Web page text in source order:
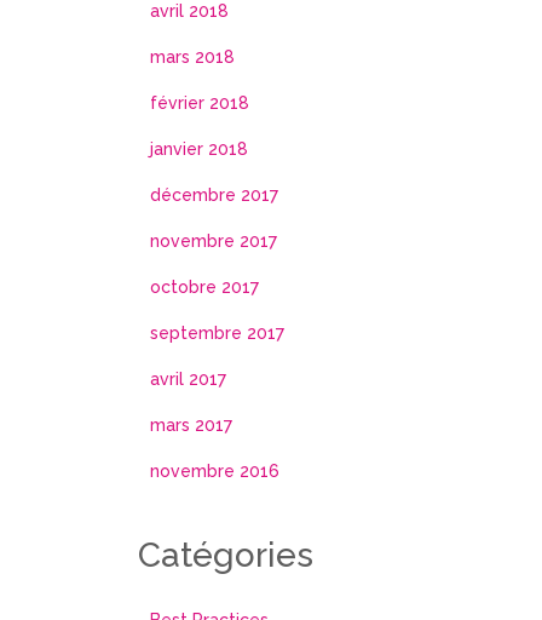
avril 2018
mars 2018
février 2018
janvier 2018
décembre 2017
novembre 2017
octobre 2017
septembre 2017
avril 2017
mars 2017
novembre 2016
Catégories